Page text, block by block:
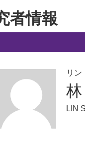
者情報
リ
LIN